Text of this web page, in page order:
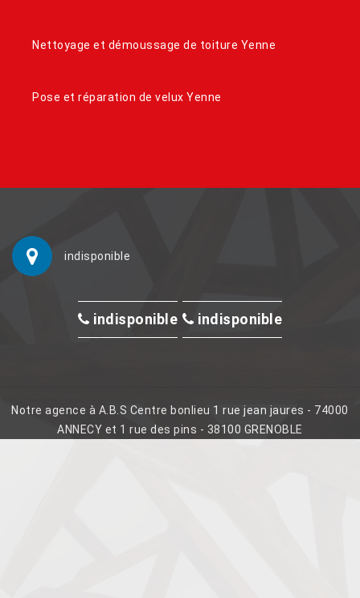
Nettoyage et démoussage de toiture Yenne
Pose et réparation de velux Yenne
indisponible
indisponible indisponible
Notre agence à A.B.S Centre bonlieu 1 rue jean jaures - 74000
ANNECY et 1 rue des pins - 38100 GRENOBLE